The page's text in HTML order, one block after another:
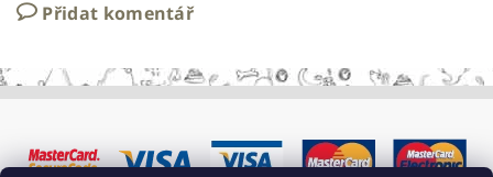
Přidat komentář